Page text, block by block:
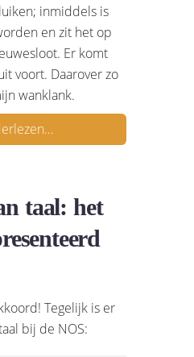
inmiddels is
en zit het op
Er komt
voort. Daarover zo
wanklank.
taal: het
Tegelijk is er
bij de NOS: